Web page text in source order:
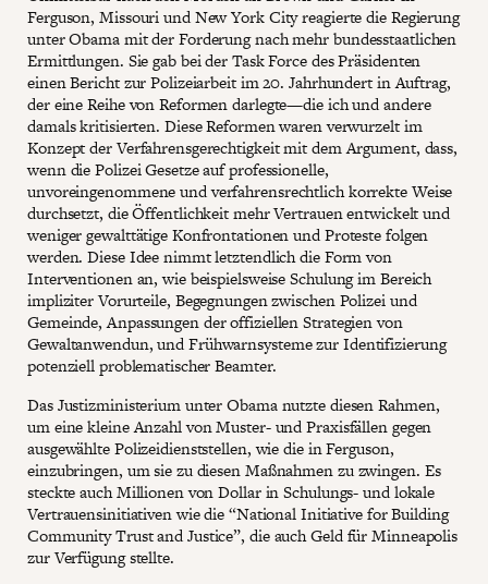
Ferguson, Missouri und New York City reagierte die Regierung
unter Obama mit der Forderung nach mehr bundesstaatlichen
Ermittlungen. Sie gab bei der Task Force des Präsidenten
einen Bericht zur Polizeiarbeit im 20. Jahrhundert in Auftrag,
der eine Reihe von Reformen darlegte—die ich und andere
damals kritisierten. Diese Reformen waren verwurzelt im
Konzept der Verfahrensgerechtigkeit mit dem Argument, dass,
wenn die Polizei Gesetze auf professionelle,
unvoreingenommene und verfahrensrechtlich korrekte Weise
durchsetzt, die Öffentlichkeit mehr Vertrauen entwickelt und
weniger gewalttätige Konfrontationen und Proteste folgen
werden. Diese Idee nimmt letztendlich die Form von
Interventionen an, wie beispielsweise Schulung im Bereich
impliziter Vorurteile, Begegnungen zwischen Polizei und
Gemeinde, Anpassungen der offiziellen Strategien von
Gewaltanwendun, und Frühwarnsysteme zur Identifizierung
potenziell problematischer Beamter.
Das Justizministerium unter Obama nutzte diesen Rahmen,
um eine kleine Anzahl von Muster- und Praxisfällen gegen
ausgewählte Polizeidienststellen, wie die in Ferguson,
einzubringen, um sie zu diesen Maßnahmen zu zwingen. Es
steckte auch Millionen von Dollar in Schulungs- und lokale
Vertrauensinitiativen wie die “National Initiative for Building
Community Trust and Justice”, die auch Geld für Minneapolis
zur Verfügung stellte.